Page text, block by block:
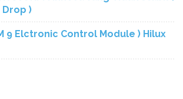
Drop )
9 Elctronic Control Module ) Hilux